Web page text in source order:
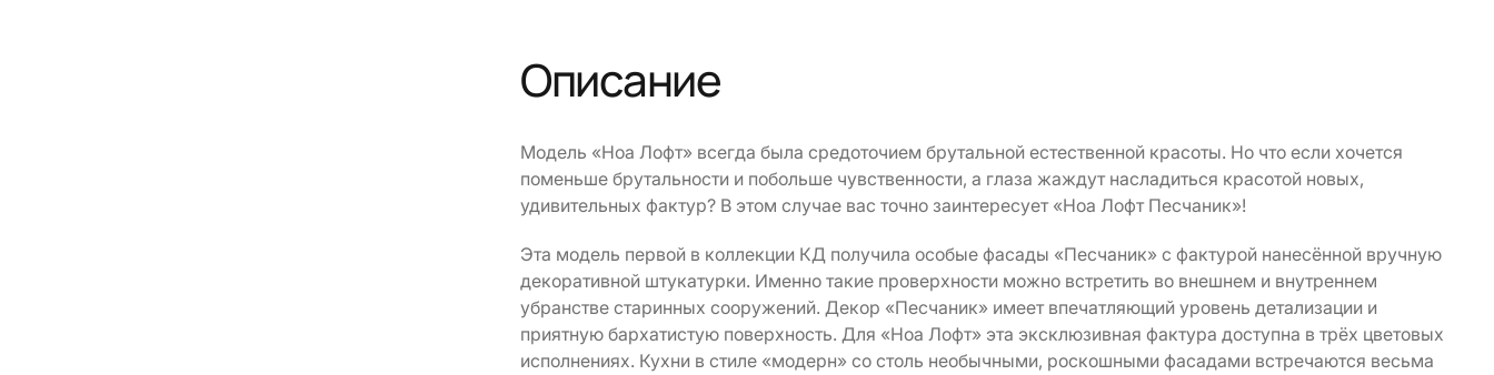
Описание
Модель «Ноа Лофт» всегда была средоточием брутальной естественной красоты. Но что если хочется
поменьше брутальности и побольше чувственности, а глаза жаждут насладиться красотой новых,
удивительных фактур? В этом случае вас точно заинтересует «Ноа Лофт Песчаник»!
Эта модель первой в коллекции КД получила особые фасады «Песчаник» с фактурой нанесённой вручную
декоративной штукатурки. Именно такие проверхности можно встретить во внешнем и внутреннем
убранстве старинных сооружений. Декор «Песчаник» имеет впечатляющий уровень детализации и
приятную бархатистую поверхность. Для «Ноа Лофт» эта эксклюзивная фактура доступна в трёх цветовых
исполнениях. Кухни в стиле «модерн» со столь необычными, роскошными фасадами встречаются весьма